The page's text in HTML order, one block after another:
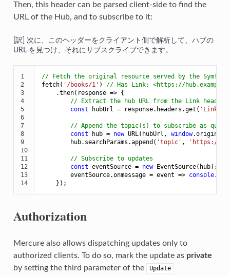
Then, this header can be parsed client-side to find the
URL of the Hub, and to subscribe to it:
次に、このヘッダーをクライアント側で解析して、ハブの
URL を見つけ、それにサブスクライブできます。
1
2
3
4
5
6
7
8
9
10
11
12
13
14
// Fetch the original resource served by the Symfony
fetch( '/books/1' ) // Has Link: <https://
    .then(
response => {
// Extract the hub URL from the Link header
const hubUrl = response.headers.get( 'Link'
// Append the topic(s) to subscribe as query
const hub = new URL(hubUrl, window.origin);
        hub.searchParams.append(
'topic' , 'https://
// Subscribe to updates
const eventSource = new EventSource(hub);
        eventSource.onmessage =
event => console
    });
Authorization
Mercure also allows dispatching updates only to
authorized clients. To do so, mark the update as private
by setting the third parameter of the
Update